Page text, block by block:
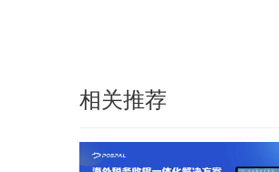
相关推荐